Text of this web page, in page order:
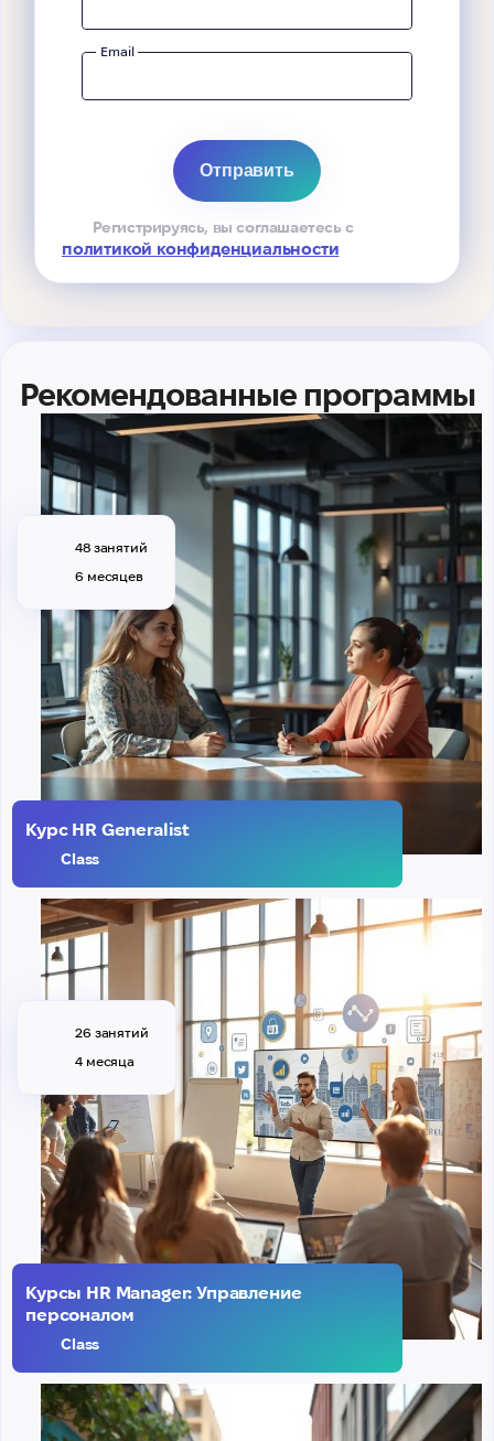
Email
Регистрируясь, вы соглашаетесь с
политикой конфиденциальности
Рекомендованные программы
48 занятий
6 месяцев
Курс HR Generalist
Class
26 занятий
4 месяца
Курсы HR Manager: Управление
персоналом
Class